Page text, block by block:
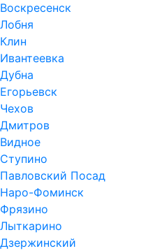
Воскресенск
Лобня
Клин
Ивантеевка
Дубна
Егорьевск
Чехов
Дмитров
Видное
Ступино
Павловский Посад
Наро-Фоминск
Фрязино
Лыткарино
Дзержинский